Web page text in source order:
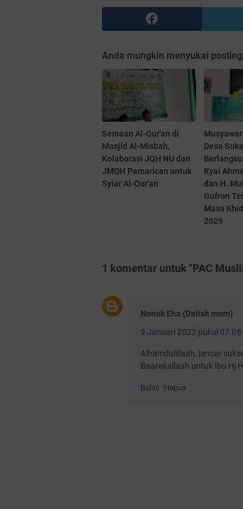
Anda mungkin menyukai
Semaan Al-Qur'an di
Masjid Al-Misbah,
Kolaborasi JQH NU dan
JMQH Pamarican untuk
Syiar Al-Qur'an
Desa
Kyai
dan H.
Gufron
Masa
2029
1 komentar untuk "PAC
Nonok Eha (Dalish mom)
9 Januari 2022 pukul 07.06
Alhamdulillaah, lancar
Baarakallaah untuk Ibu Hj
Balas Hapus